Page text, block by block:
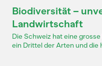
Biodiversität –
Landwirtschaft
Die Schweiz hat eine
ein Drittel der Arten und die